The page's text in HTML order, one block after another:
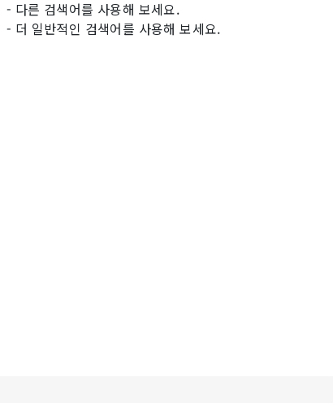
- 다른 검색어를 사용해 보세요.
- 더 일반적인 검색어를 사용해 보세요.